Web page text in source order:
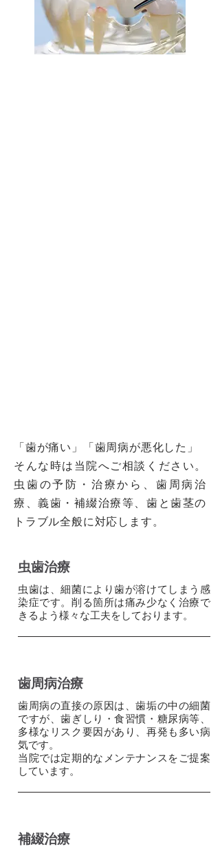
「歯が痛い」「歯周病が悪化した」
そんな時は当院へご相談ください。
虫歯の予防・治療から、歯周病治
療、義歯・補綴治療等、歯と歯茎の
トラブル全般に対応します。
虫歯治療
虫歯は、細菌により歯が溶けてしまう感
染症です。削る箇所は痛み少なく治療で
きるよう様々な工夫をしております。
歯周病治療
歯周病の直接の原因は、歯垢の中の細菌
ですが、歯ぎしり・食習慣・糖尿病等、
多様なリスク要因があり、再発も多い病
気です。
当院では定期的なメンテナンスをご提案
しています。
補綴治療